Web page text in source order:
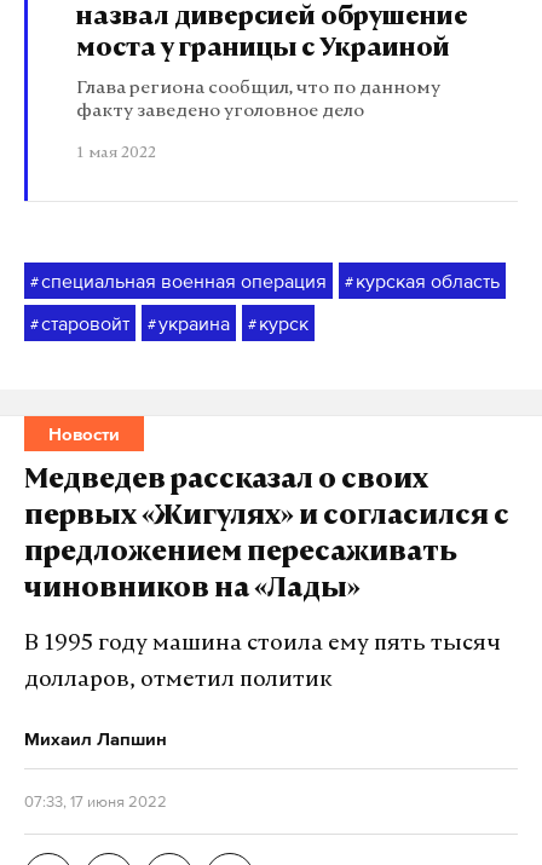
назвал диверсией обрушение
моста у границы с Украиной
Глава региона сообщил, что по данному
факту заведено уголовное дело
1 мая 2022
#специальная военная операция # курская область
#старовойт #украина # курск
Новости
Медведев рассказал о своих
первых «Жигулях» и согласился с
предложением пересаживать
чиновников на «Лады»
В 1995 году машина стоила ему пять тысяч
долларов, отметил политик
Михаил Лапшин
07:33, 17 июня 2022